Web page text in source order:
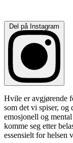
Del på Instagram
Hvile er avgjørende
som det vi spiser,
emosjonell og
komme seg etter
essensielt for helsen